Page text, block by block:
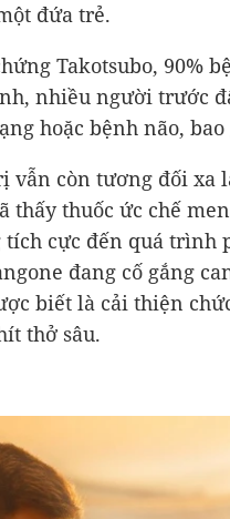
đứa trẻ.
Takotsubo, 90%
nhiều người trước
hoặc bệnh não, bao
vẫn còn tương đối xa
thấy thuốc ức chế
tích cực đến quá trình
đang cố gắng
biết là cải thiện
thở sâu.